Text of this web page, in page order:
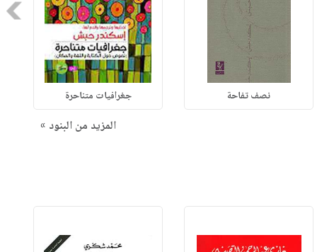
نصف تفاحة جغرافيات متناحرة
المزيد من البنود »